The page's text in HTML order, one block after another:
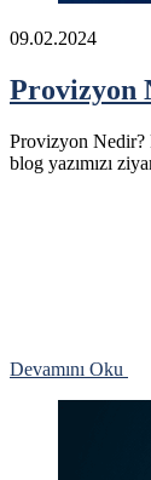
09.02.2024
Provizyon
Provizyon Nedir?
blog yazımızı
Devamını Oku